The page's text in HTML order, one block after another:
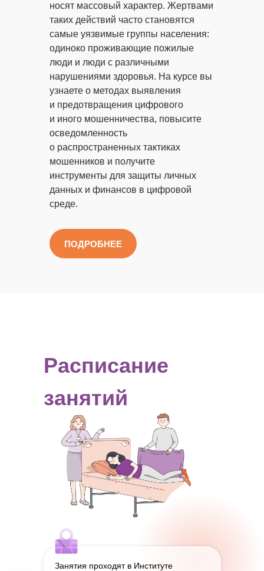
носят массовый характер. Жертвами
таких действий часто становятся
самые уязвимые группы населения:
одиноко проживающие пожилые
люди и люди с различными
нарушениями здоровья. На курсе вы
узнаете о методах выявления
и предотвращения цифрового
и иного мошенничества, повысите
осведомленность
о распространенных тактиках
мошенников и получите
инструменты для защиты личных
данных и финансов в цифровой
среде.
ПОДРОБНЕЕ
Занятия проходят в Институте
Расписание
занятий